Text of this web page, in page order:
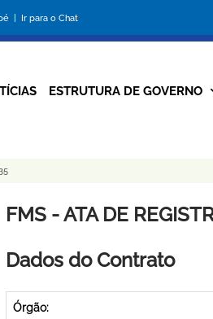
| Ir para o Chat
da
ESTRUTURA DE GOVERNO
FMS - ATA DE
Dados do Contrato
Órgão: